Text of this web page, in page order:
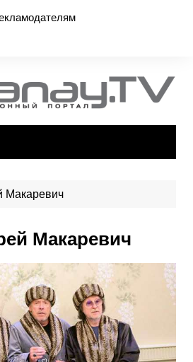
Макаревич
Макаревич